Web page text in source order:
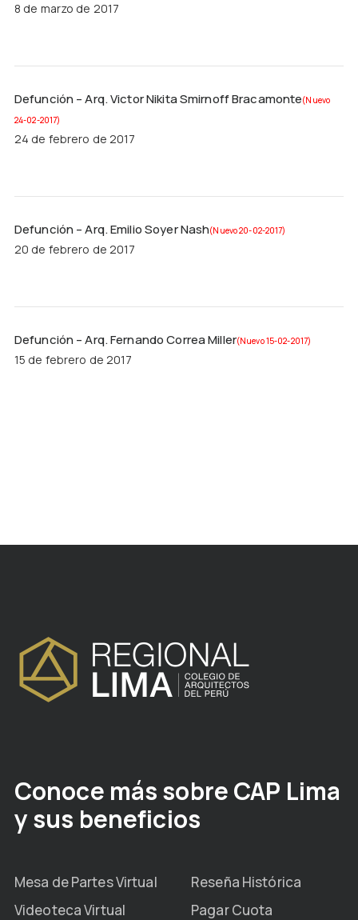
8 de marzo de 2017
Defunción – Arq. Victor Nikita Smirnoff Bracamonte(Nuevo
24-02-2017)
24 de febrero de 2017
Defunción – Arq. Emilio Soyer Nash(Nuevo 20-02-2017)
20 de febrero de 2017
Defunción – Arq. Fernando Correa Miller(Nuevo 15-02-2017)
15 de febrero de 2017
Conoce más sobre CAP Lima
y sus beneficios
Mesa de Partes Virtual
Reseña Histórica
Videoteca Virtual
Pagar Cuota